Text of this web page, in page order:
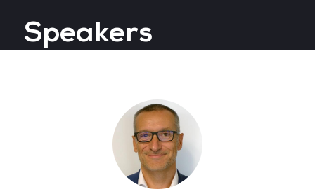
Devops Live
Data & AI Leaders Summit
Speakers